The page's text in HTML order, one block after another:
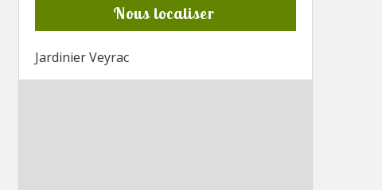
Nous localiser
Jardinier Veyrac